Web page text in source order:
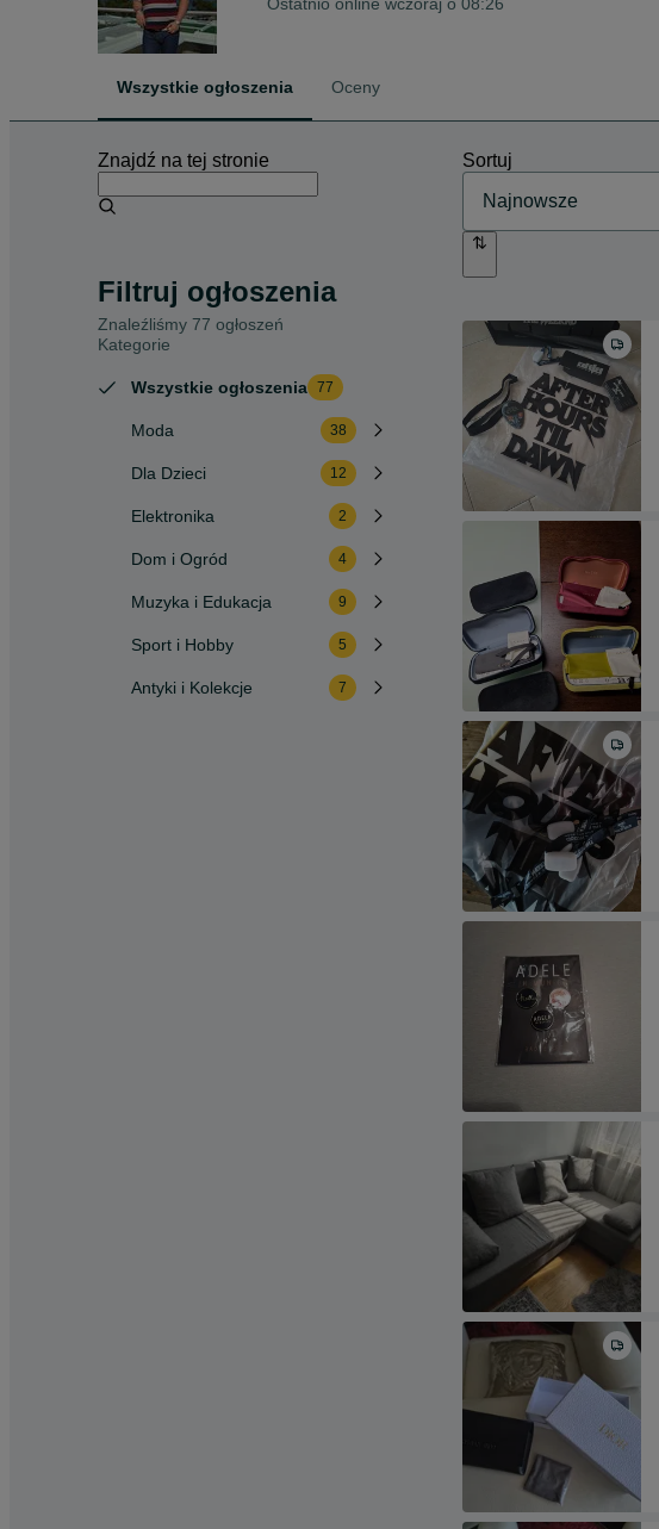
Wszystkie ogłoszenia Oceny
Znajdź na tej stronie
Filtruj ogłoszenia
Znaleźliśmy 77 ogłoszeń
Kategorie
Wszystkie ogłoszenia 77
Moda 38
Dla Dzieci 12
Elektronika 2
Dom i Ogród 4
Muzyka i Edukacja 9
Sport i Hobby 5
Antyki i Kolekcje 7
Sortuj